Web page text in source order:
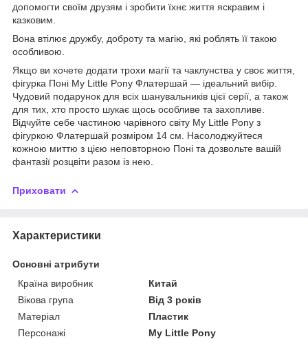
допомогти своїм друзям і зробити їхнє життя яскравим і
казковим.
Вона втілює дружбу, доброту та магію, які роблять її такою
особливою.
Якщо ви хочете додати трохи магії та чаклунства у своє життя,
фігурка Поні My Little Pony Флатершай — ідеальний вибір.
Чудовий подарунок для всіх шанувальників цієї серії, а також
для тих, хто просто шукає щось особливе та захопливе.
Відчуйте себе частиною чарівного світу My Little Pony з
фігуркою Флатершай розміром 14 см. Насолоджуйтеся
кожною миттю з цією неповторною Поні та дозвольте вашій
фантазії розцвіти разом із нею.
Приховати
Характеристики
Основні атрибути
Країна виробник
Китай
Вікова група
Від 3 років
Матеріал
Пластик
Персонажі
My Little Pony